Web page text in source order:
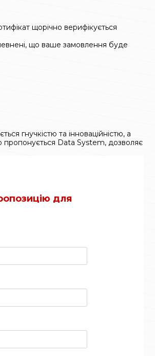
щорічно верифікується
що ваше замовлення буде
гнучкістю та інноваційністю, а
пропонується Data System, дозволяє
для